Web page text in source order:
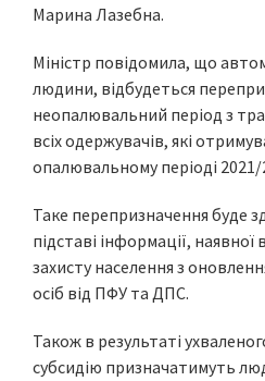
Марина Лазебна.
Міністр повідомила, що
людини, відбудеться
неопалювальний період з
всіх одержувачів, які
опалювальному періоді 2021/
Таке перепризначення буде
підставі інформації, наявної
захисту населення з
осіб від ПФУ та ДПС.
Також в результаті
субсидію призначатимуть